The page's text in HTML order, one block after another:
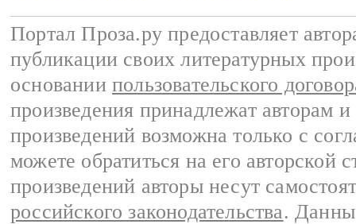
Портал Проза.ру предоставляет
публикации своих литературных
основании пользовательского
произведения принадлежат авторам
произведений возможна только с
можете обратиться на его авторской
произведений авторы несут
российского законодательства.